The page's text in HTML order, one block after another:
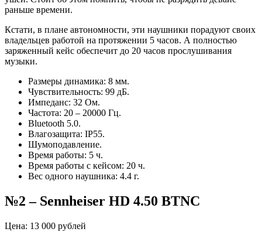
раньше времени.
Кстати, в плане автономности, эти наушники порадуют своих
владельцев работой на протяжении 5 часов. А полностью
заряженный кейс обеспечит до 20 часов прослушивания
музыки.
Размеры динамика: 8 мм.
Чувствительность: 99 дБ.
Импеданс: 32 Ом.
Частота: 20 – 20000 Гц.
Bluetooth 5.0.
Влагозащита: IP55.
Шумоподавление.
Время работы: 5 ч.
Время работы с кейсом: 20 ч.
Вес одного наушника: 4.4 г.
№2 – Sennheiser HD 4.50 BTNC
Цена: 13 000 рублей